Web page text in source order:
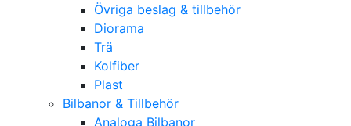
Övriga beslag & tillbehör
Diorama
Trä
Kolfiber
Plast
Bilbanor & Tillbehör
Analoga Bilbanor